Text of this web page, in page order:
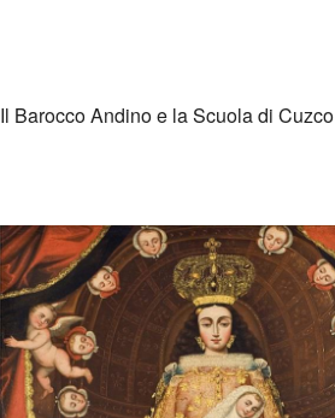
Il Barocco Andino e la Scuola di Cuzco